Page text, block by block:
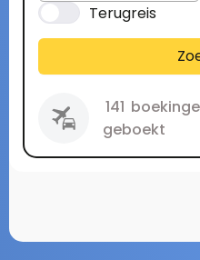
Terugreis
141
geboekt